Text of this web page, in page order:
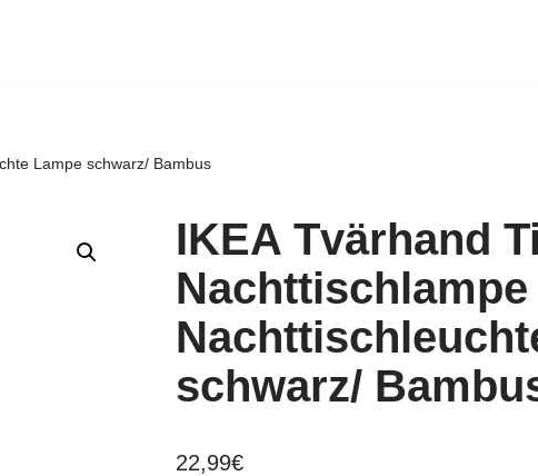
Lampe schwarz/ Bambus
IKEA Tvärhand
Nachttischlampe
schwarz/
22,99€